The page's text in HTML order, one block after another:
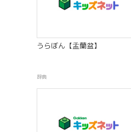
うらぼん【盂蘭盆】
辞典